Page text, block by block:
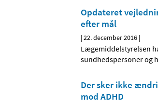
Opdateret
efter mål
|22. december 2016 |
Lægemiddelstyrelsen
sundhedspersoner og
Der sker ikke
mod ADHD